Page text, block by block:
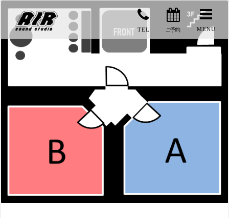
TEL ご予約 MENU